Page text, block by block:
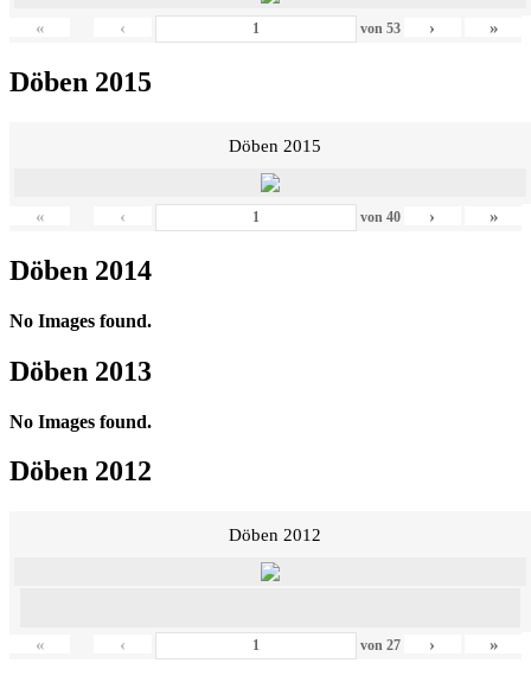
« ‹ von 53 › »
Döben 2015
Döben 2015
« ‹ von 40 › »
Döben 2014
No Images found.
Döben 2013
No Images found.
Döben 2012
Döben 2012
« ‹ von 27 › »